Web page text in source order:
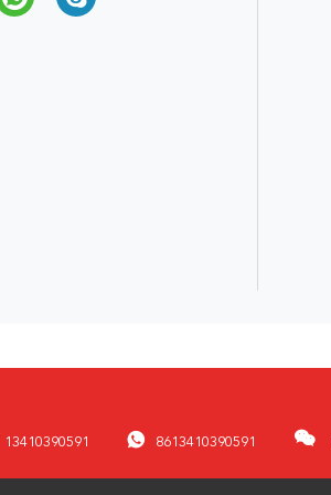
13410390591 8613410390591